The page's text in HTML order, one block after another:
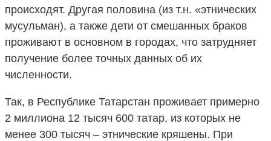
происходят. Другая половина (из т.н. «этнических
мусульман), а также дети от смешанных браков
проживают в основном в городах, что затрудняет
получение более точных данных об их
численности.
Так, в Республике Татарстан проживает примерно
2 миллиона 12 тысяч 600 татар, из которых не
менее 300 тысяч – этнические кряшены. При